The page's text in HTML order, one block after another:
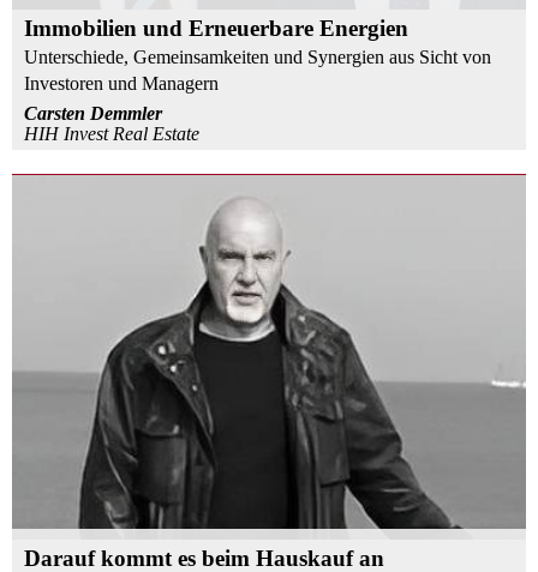
Immobilien und Erneuerbare Energien
Unterschiede, Gemeinsamkeiten und Synergien aus Sicht von
Investoren und Managern
Carsten Demmler
HIH Invest Real Estate
Darauf kommt es beim Hauskauf an